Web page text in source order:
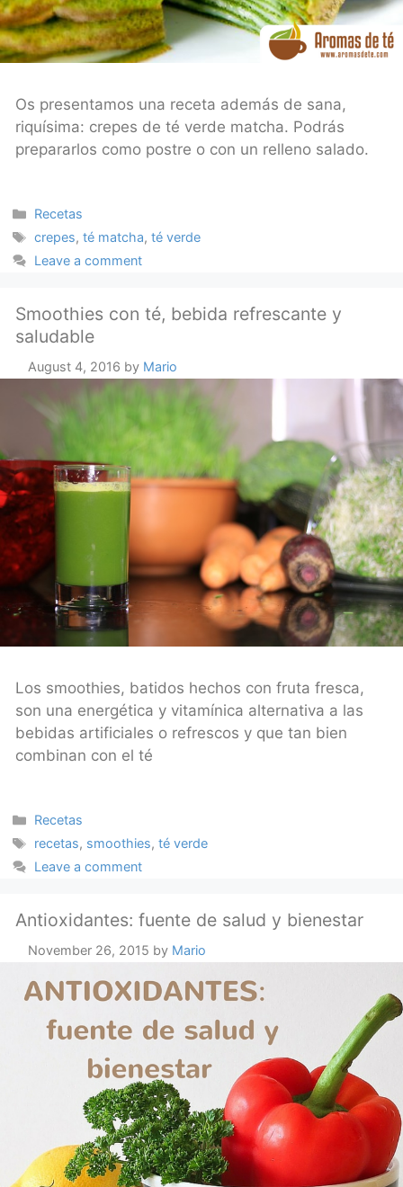
Os presentamos una receta además de sana,
riquísima: crepes de té verde matcha. Podrás
prepararlos como postre o con un relleno salado.
Categories
Recetas
Tags
crepes, té matcha, té verde
Leave a comment
Smoothies con té, bebida refrescante y
saludable
August 4, 2016 by Mario
Los smoothies, batidos hechos con fruta fresca,
son una energética y vitamínica alternativa a las
bebidas artificiales o refrescos y que tan bien
combinan con el té
Categories
Recetas
Tags
recetas, smoothies, té verde
Leave a comment
Antioxidantes: fuente de salud y bienestar
November 26, 2015 by Mario